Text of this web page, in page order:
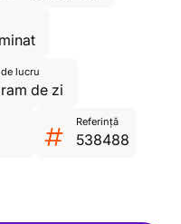
lucru
de zi
Referință
538488